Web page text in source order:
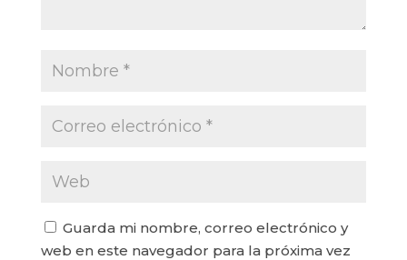
Guarda mi nombre, correo electrónico y
web en este navegador para la próxima vez